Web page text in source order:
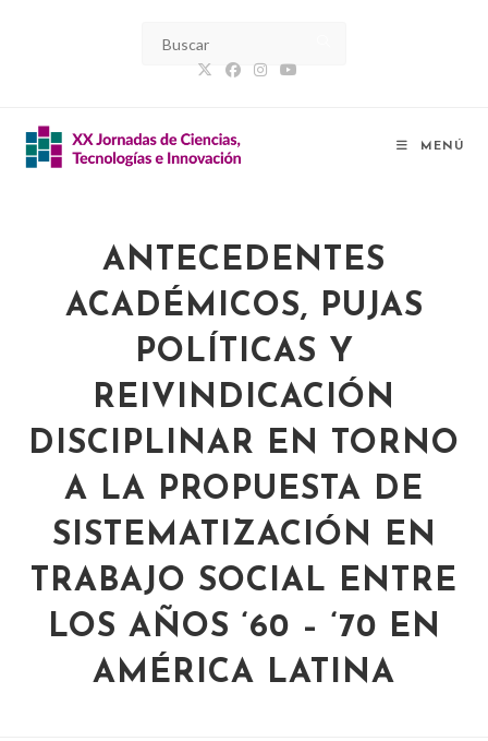
MENÚ
ANTECEDENTES
ACADÉMICOS, PUJAS
POLÍTICAS Y
REIVINDICACIÓN
DISCIPLINAR EN TORNO
A LA PROPUESTA DE
SISTEMATIZACIÓN EN
TRABAJO SOCIAL ENTRE
LOS AÑOS ‘60 – ‘70 EN
AMÉRICA LATINA